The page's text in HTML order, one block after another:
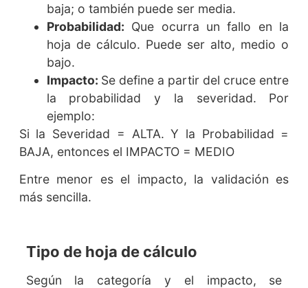
baja; o también puede ser media.
Probabilidad: Que ocurra un fallo en la
hoja de cálculo. Puede ser alto, medio o
bajo.
Impacto: Se define a partir del cruce entre
la probabilidad y la severidad. Por
ejemplo:
Si la Severidad = ALTA. Y la Probabilidad =
BAJA, entonces el IMPACTO = MEDIO
Entre menor es el impacto, la validación es
más sencilla.
Tipo de hoja de cálculo
Según la categoría y el impacto, se